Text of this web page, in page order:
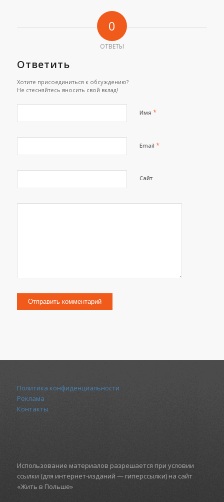
0
ОТВЕТЫ
Ответить
Хотите присоединиться к обсуждению?
Не стесняйтесь вносить свой вклад!
Имя *
Email *
Сайт
Политика конфиденциальности
Реклама
Контакты
Использование материалов разрешается при условии
ссылки (для интернет-изданий — гиперссылки) на сайт
«Жить в Польше»